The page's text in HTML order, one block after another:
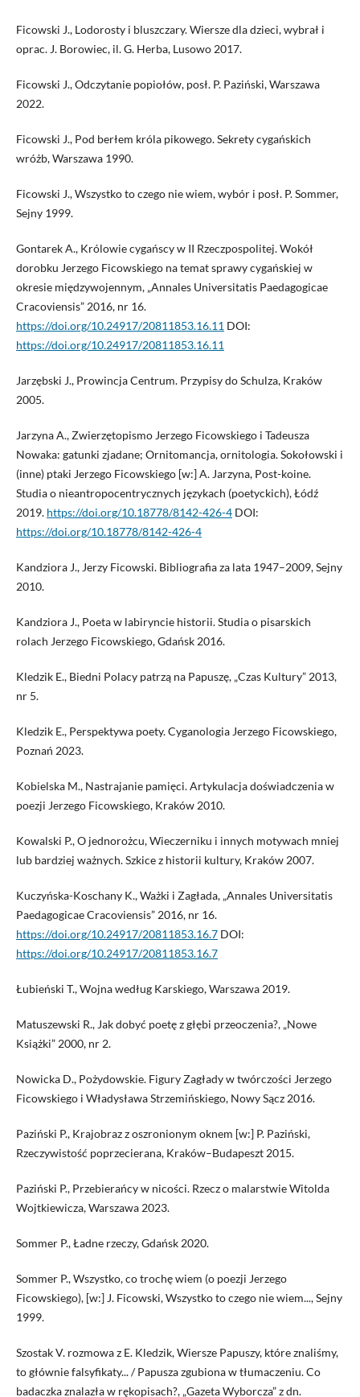
Ficowski J., Lodorosty i bluszczary. Wiersze dla dzieci, wybrał i
oprac. J. Borowiec, il. G. Herba, Lusowo 2017.
Ficowski J., Odczytanie popiołów, posł. P. Paziński, Warszawa
2022.
Ficowski J., Pod berłem króla pikowego. Sekrety cygańskich
wróżb, Warszawa 1990.
Ficowski J., Wszystko to czego nie wiem, wybór i posł. P. Sommer,
Sejny 1999.
Gontarek A., Królowie cygańscy w II Rzeczpospolitej. Wokół
dorobku Jerzego Ficowskiego na temat sprawy cygańskiej w
okresie międzywojennym, „Annales Universitatis Paedagogicae
Cracoviensis” 2016, nr 16.
https://doi.org/10.24917/20811853.16.11 DOI:
https://doi.org/10.24917/20811853.16.11
Jarzębski J., Prowincja Centrum. Przypisy do Schulza, Kraków
2005.
Jarzyna A., Zwierzętopismo Jerzego Ficowskiego i Tadeusza
Nowaka: gatunki zjadane; Ornitomancja, ornitologia. Sokołowski i
(inne) ptaki Jerzego Ficowskiego [w:] A. Jarzyna, Post-koine.
Studia o nieantropocentrycznych językach (poetyckich), Łódź
2019. https://doi.org/10.18778/8142-426-4DOI:
https://doi.org/10.18778/8142-426-4
Kandziora J., Jerzy Ficowski. Bibliografia za lata 1947–2009, Sejny
2010.
Kandziora J., Poeta w labiryncie historii. Studia o pisarskich
rolach Jerzego Ficowskiego, Gdańsk 2016.
Kledzik E., Biedni Polacy patrzą na Papuszę, „Czas Kultury” 2013,
nr 5.
Kledzik E., Perspektywa poety. Cyganologia Jerzego Ficowskiego,
Poznań 2023.
Kobielska M., Nastrajanie pamięci. Artykulacja doświadczenia w
poezji Jerzego Ficowskiego, Kraków 2010.
Kowalski P., O jednorożcu, Wieczerniku i innych motywach mniej
lub bardziej ważnych. Szkice z historii kultury, Kraków 2007.
Kuczyńska-Koschany K., Ważki i Zagłada, „Annales Universitatis
Paedagogicae Cracoviensis” 2016, nr 16.
https://doi.org/10.24917/20811853.16.7DOI:
https://doi.org/10.24917/20811853.16.7
Łubieński T., Wojna według Karskiego, Warszawa 2019.
Matuszewski R., Jak dobyć poetę z głębi przeoczenia?, „Nowe
Książki” 2000, nr 2.
Nowicka D., Pożydowskie. Figury Zagłady w twórczości Jerzego
Ficowskiego i Władysława Strzemińskiego, Nowy Sącz 2016.
Paziński P., Krajobraz z oszronionym oknem [w:] P. Paziński,
Rzeczywistość poprzecierana, Kraków–Budapeszt 2015.
Paziński P., Przebierańcy w nicości. Rzecz o malarstwie Witolda
Wojtkiewicza, Warszawa 2023.
Sommer P., Ładne rzeczy, Gdańsk 2020.
Sommer P., Wszystko, co trochę wiem (o poezji Jerzego
Ficowskiego), [w:] J. Ficowski, Wszystko to czego nie wiem..., Sejny
1999.
Szostak V. rozmowa z E. Kledzik, Wiersze Papuszy, które znaliśmy,
to głównie falsyfikaty... / Papusza zgubiona w tłumaczeniu. Co
badaczka znalazła w rękopisach?, „Gazeta Wyborcza” z dn.